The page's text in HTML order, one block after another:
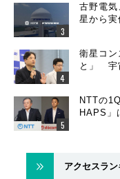
古野電
星から実
衛星コン
と」 宇
NTTの
HAPS」
アクセスラ